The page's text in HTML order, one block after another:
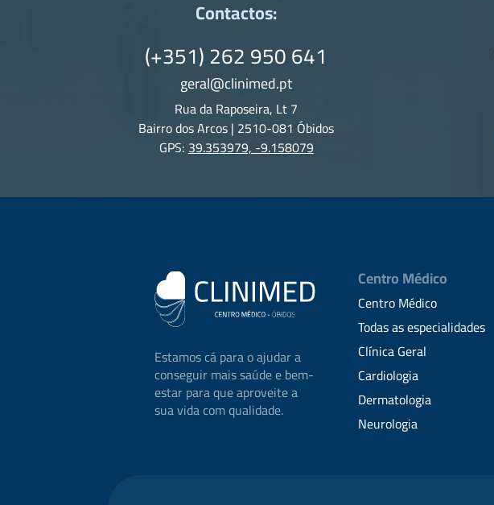
Contactos:
(+351) 262 950 641
geral@clinimed.pt
Rua da Raposeira, Lt 7
Bairro dos Arcos | 2510-081 Óbidos
GPS:39.353979, -9.158079
Estamos cá para o ajudar a
conseguir mais saúde e bem-
estar para que aproveite a
sua vida com qualidade.
Centro Médico
Centro Médico
Todas as especialidades
Clínica Geral
Cardiologia
Dermatologia
Neurologia